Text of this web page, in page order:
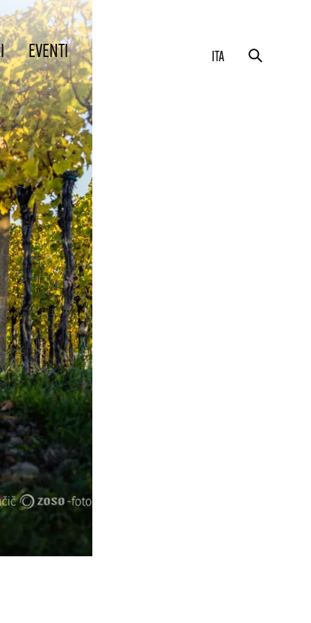
ITA
EVENTI